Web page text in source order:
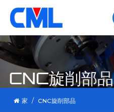
CNC旋削部品
家 / CNC旋削部品